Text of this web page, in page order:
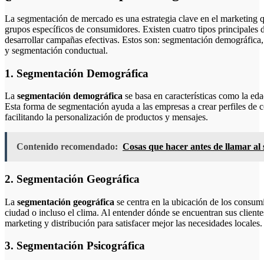
La segmentación de mercado es una estrategia clave en el
grupos específicos de consumidores. Existen cuatro tipos principales
desarrollar campañas efectivas. Estos son: segmentación
y segmentación conductual.
1. Segmentación Demográfica
La segmentación demográfica se basa en características como la
Esta forma de segmentación ayuda a las empresas a crear perfiles
facilitando la personalización de productos y mensajes.
Contenido recomendado: Cosas que hacer antes de llamar
2. Segmentación Geográfica
La segmentación geográfica se centra en la ubicación de los
ciudad o incluso el clima. Al entender dónde se encuentran sus
marketing y distribución para satisfacer mejor las necesidades locales.
3. Segmentación Psicográfica